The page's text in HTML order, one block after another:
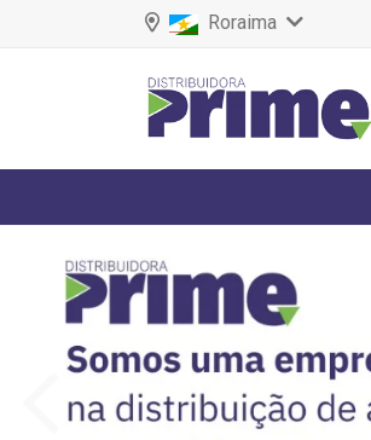
Roraima